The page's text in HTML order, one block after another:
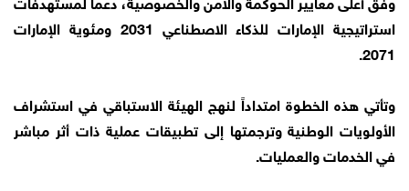
استراتيجية الإمارات للذكاء الاصطناعي 2031 ومئوية الإمارات
2071.
وتأتي هذه الخطوة امتداداً لنهج الهيئة الاستباقي في استشراف
الأولويات الوطنية وترجمتها إلى تطبيقات عملية ذات أثر مباشر
في الخدمات والعمليات.